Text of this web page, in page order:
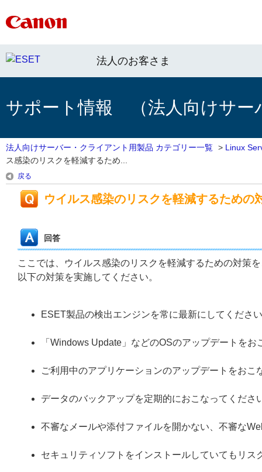
法人のお客さま
サポート情報 （法人向けサー
法人向けサーバー・クライアント用製品 カテゴリー一覧 > Linux
ス感染のリスクを軽減するため...
戻る
ウイルス感染のリスクを軽減するための
回答
ここでは、ウイルス感染のリスクを軽減するための対策
以下の対策を実施してください。
ESET製品の検出エンジンを常に最新にしてくださ
「Windows Update」などのOSのアップデートをお
ご利用中のアプリケーションのアップデートをおこ
データのバックアップを定期的におこなってくださ
不審なメールや添付ファイルを開かない、不審な
セキュリティソフトをインストールしていてもリス